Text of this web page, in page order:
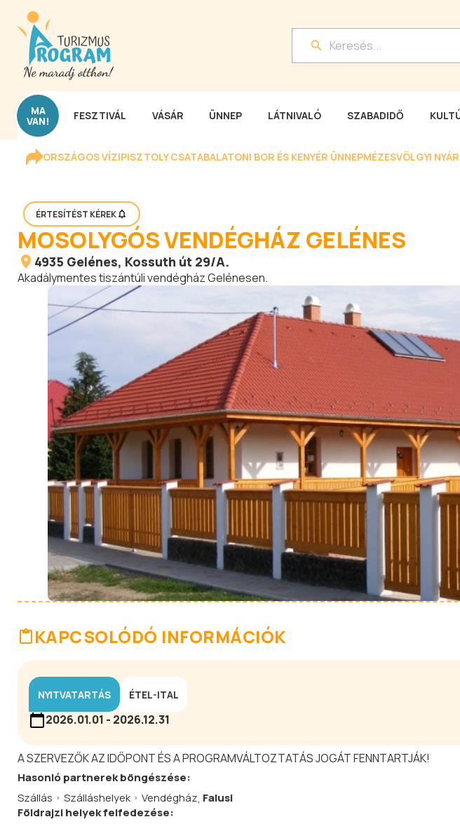
MA
VAN! FESZTIVÁL VÁSÁR ÜNNEP LÁTNIVALÓ SZABADIDŐ
ORSZÁGOS VÍZIPISZTOLY CSATABALATONI BOR ÉS KENYÉR ÜNNEPMÉZESVÖLGYI NYÁR
ÉRTESÍTÉST KÉREK
MOSOLYGÓS VENDÉGHÁZ GELÉNES
4935 Gelénes, Kossuth út 29/A.
Akadálymentes tiszántúli vendégház Gelénesen.
KAPCSOLÓDÓ INFORMÁCIÓK
NYITVATARTÁS ÉTEL-ITAL
2026.01.01 - 2026.12.31
A SZERVEZŐK AZ IDŐPONT ÉS A PROGRAMVÁLTOZTATÁS JOGÁT FENNTARTJÁK!
Hasonló partnerekböngészése:
Szállás
Szálláshelyek Vendégház, Falusi
Földrajzi helyek felfedezése: